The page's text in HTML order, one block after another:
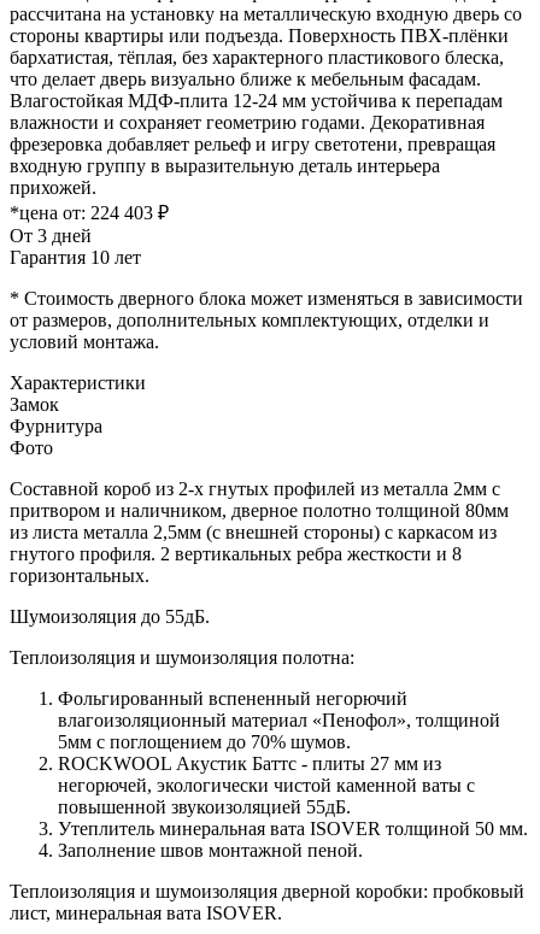
рассчитана на установку на металлическую входную дверь со
стороны квартиры или подъезда. Поверхность ПВХ-плёнки
бархатистая, тёплая, без характерного пластикового блеска,
что делает дверь визуально ближе к мебельным фасадам.
Влагостойкая МДФ-плита 12-24 мм устойчива к перепадам
влажности и сохраняет геометрию годами. Декоративная
фрезеровка добавляет рельеф и игру светотени, превращая
входную группу в выразительную деталь интерьера
прихожей.
*цена от: 224 403 ₽
От 3 дней
Гарантия 10 лет
* Стоимость дверного блока может изменяться в зависимости
от размеров, дополнительных комплектующих, отделки и
условий монтажа.
Характеристики
Замок
Фурнитура
Фото
Составной короб из 2-х гнутых профилей из металла 2мм с
притвором и наличником, дверное полотно толщиной 80мм
из листа металла 2,5мм (с внешней стороны) c каркасом из
гнутого профиля. 2 вертикальных ребра жесткости и 8
горизонтальных.
Шумоизоляция до 55дБ.
Теплоизоляция и шумоизоляция полотна:
Фольгированный вспененный негорючий
влагоизоляционный материал «Пенофол», толщиной
5мм с поглощением до 70% шумов.
ROCKWOOL Акустик Баттс - плиты 27 мм из
негорючей, экологически чистой каменной ваты с
повышенной звукоизоляцией 55дБ.
Утеплитель минеральная вата ISOVER толщиной 50 мм.
Заполнение швов монтажной пеной.
Теплоизоляция и шумоизоляция дверной коробки: пробковый
лист, минеральная вата ISOVER.